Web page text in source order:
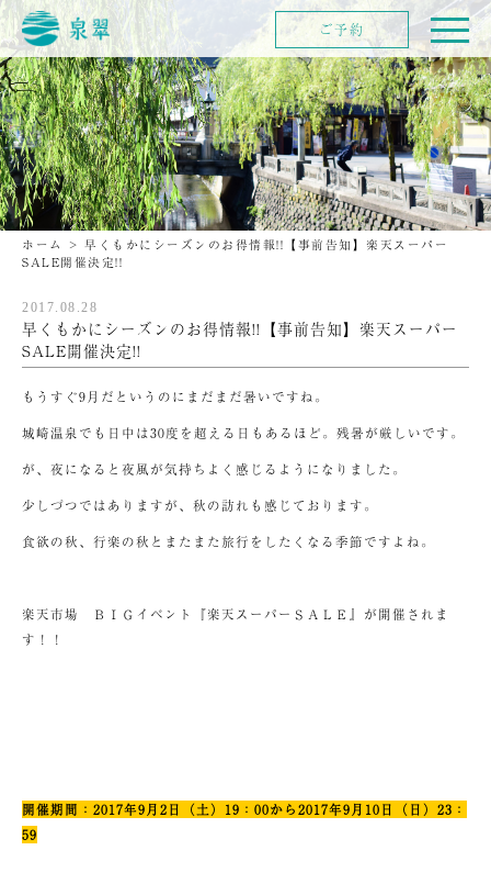
ホーム > 早くもかにシーズンのお得情報!!【事前告知】楽天スーパー
SALE開催決定!!
2017.08.28
早くもかにシーズンのお得情報!!【事前告知】楽天スーパー
SALE開催決定!!
もうすぐ9月だというのにまだまだ暑いですね。
城崎温泉でも日中は30度を超える日もあるほど。残暑が厳しいです。
が、夜になると夜風が気持ちよく感じるようになりました。
少しづつではありますが、秋の訪れも感じております。
食欲の秋、行楽の秋とまたまた旅行をしたくなる季節ですよね。
楽天市場 ＢＩＧイベント『楽天スーパーＳＡＬＥ』が開催されま
す！！
開催期間：2017年9月2日（土）19：00から2017年9月10日（日）23：
59
ご予約